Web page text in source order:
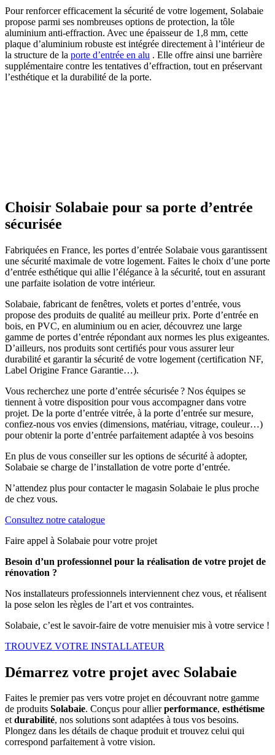
Pour renforcer efficacement la sécurité de votre logement, Solabaie
propose parmi ses nombreuses options de protection, la tôle
aluminium anti-effraction. Avec une épaisseur de 1,8 mm, cette
plaque d’aluminium robuste est intégrée directement à l’intérieur de
la structure de la porte d’entrée en alu . Elle offre ainsi une barrière
supplémentaire contre les tentatives d’effraction, tout en préservant
l’esthétique et la durabilité de la porte.
Choisir Solabaie pour sa porte d’entrée
sécurisée
Fabriquées en France, les portes d’entrée Solabaie vous garantissent
une sécurité maximale de votre logement. Faites le choix d’une porte
d’entrée esthétique qui allie l’élégance à la sécurité, tout en assurant
une parfaite isolation de votre intérieur.
Solabaie, fabricant de fenêtres, volets et portes d’entrée, vous
propose des produits de qualité au meilleur prix. Porte d’entrée en
bois, en PVC, en aluminium ou en acier, découvrez une large
gamme de portes d’entrée répondant aux normes les plus exigeantes.
D’ailleurs, nos produits sont certifiés pour vous assurer leur
durabilité et garantir la sécurité de votre logement (certification NF,
Label Origine France Garantie…).
Vous recherchez une porte d’entrée sécurisée ? Nos équipes se
tiennent à votre disposition pour vous accompagner dans votre
projet. De la porte d’entrée vitrée, à la porte d’entrée sur mesure,
confiez-nous vos envies (dimensions, matériau, vitrage, couleur…)
pour obtenir la porte d’entrée parfaitement adaptée à vos besoins
En plus de vous conseiller sur les options de sécurité à adopter,
Solabaie se charge de l’installation de votre porte d’entrée.
N’attendez plus pour contacter le magasin Solabaie le plus proche
de chez vous.
Consultez notre catalogue
Faire appel à Solabaie pour votre projet
Besoin d’un professionnel pour la réalisation de votre projet de
rénovation ?
Nos installateurs professionnels interviennent chez vous, et réalisent
la pose selon les règles de l’art et vos contraintes.
Solabaie, c’est le savoir-faire de votre menuisier mis à votre service !
TROUVEZ VOTRE INSTALLATEUR
Démarrez votre projet avec Solabaie
Faites le premier pas vers votre projet en découvrant notre gamme
de produits Solabaie. Conçus pour allierperformance, esthétisme
etdurabilité, nos solutions sont adaptées à tous vos besoins.
Plongez dans les détails de chaque produit et trouvez celui qui
correspond parfaitement à votre vision.